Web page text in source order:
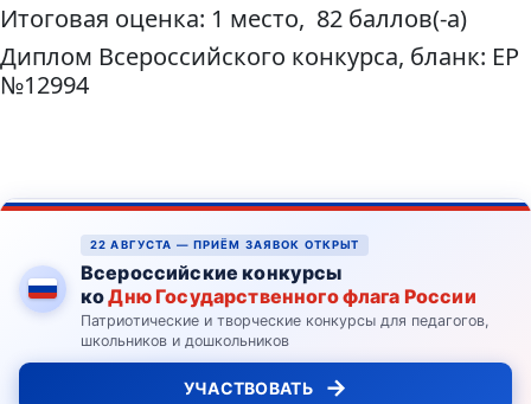
Итоговая оценка: 1 место, 82 баллов(-а)
Диплом Всероссийского конкурса, бланк: ЕР
№12994
22 АВГУСТА — ПРИЁМ ЗАЯВОК ОТКРЫТ
Всероссийские конкурсы
коДню Государственного флага России
Патриотические и творческие конкурсы для педагогов,
школьников и дошкольников
УЧАСТВОВАТЬ →